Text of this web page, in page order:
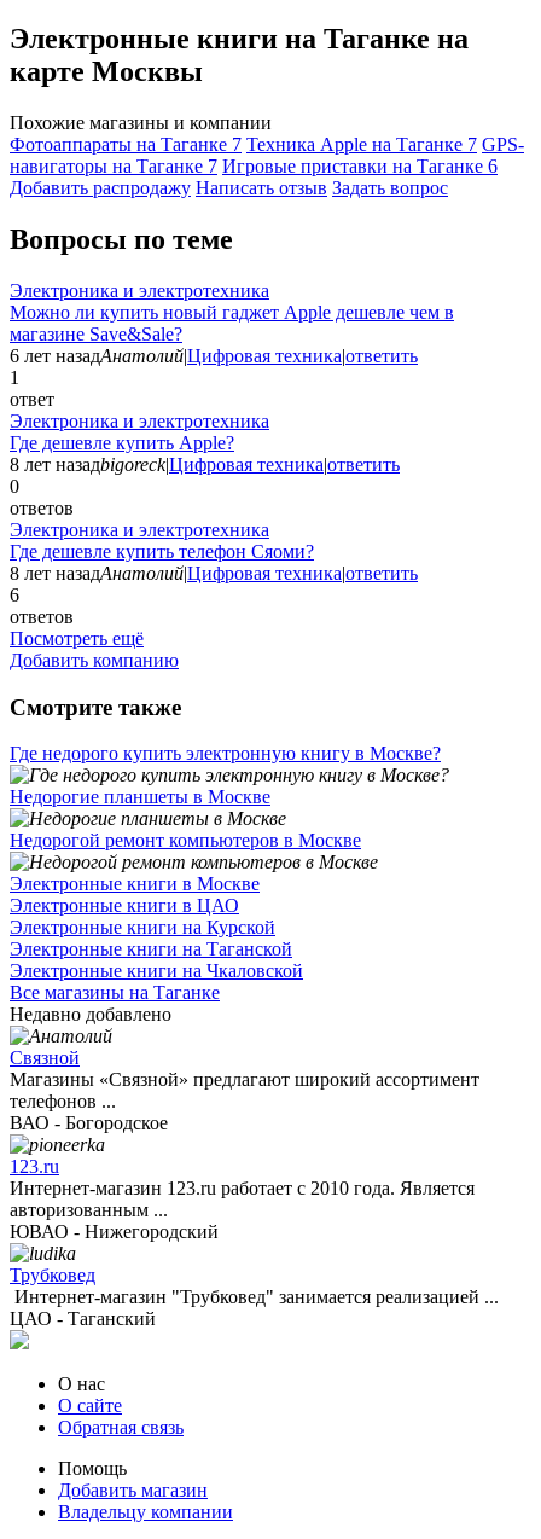
Электронные книги на Таганке на
карте Москвы
Похожие магазины и компании
Фотоаппараты на Таганке 7 Техника Apple на Таганке 7 GPS-
навигаторы на Таганке 7 Игровые приставки на Таганке 6
Добавить раcпродажу Написать отзыв Задать вопрос
Вопросы по теме
Электроника и электротехника
Можно ли купить новый гаджет Apple дешевле чем в
магазине Save&Sale?
6 лет назадАнатолий|Цифровая техника|ответить
1
ответ
Электроника и электротехника
Где дешевле купить Apple?
8 лет назадbigoreck|Цифровая техника|ответить
0
ответов
Электроника и электротехника
Где дешевле купить телефон Сяоми?
8 лет назадАнатолий|Цифровая техника|ответить
6
ответов
Посмотреть ещё
Добавить компанию
Смотрите также
Где недорого купить электронную книгу в Москве?
Недорогие планшеты в Москве
Недорогой ремонт компьютеров в Москве
Электронные книги в Москве
Электронные книги в ЦАО
Электронные книги на Курской
Электронные книги на Таганской
Электронные книги на Чкаловской
Все магазины на Таганке
Недавно добавлено
Связной
Магазины «Связной» предлагают широкий ассортимент
телефонов ...
ВАО - Богородское
123.ru
Интернет-магазин 123.ru работает с 2010 года. Является
авторизованным ...
ЮВАО - Нижегородский
Трубковед
Интернет-магазин "Трубковед" занимается реализацией ...
ЦАО - Таганский
О нас
О сайте
Обратная связь
Помощь
Добавить магазин
Владельцу компании